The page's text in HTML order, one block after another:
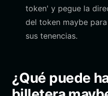
token' y pegue la
del token maybe
sus tenencias.
¿Qué puede